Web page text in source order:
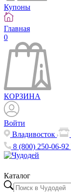
Купоны
Главная
0
КОРЗИНА
Войти
Владивосток
8 (800) 250-06-92
Каталог